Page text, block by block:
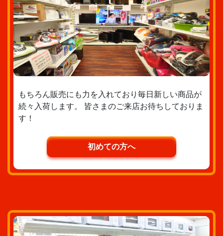
もちろん販売にも力を入れており毎日新しい商品が
続々入荷します。 皆さまのご来店お待ちしておりま
す！
初めての方へ